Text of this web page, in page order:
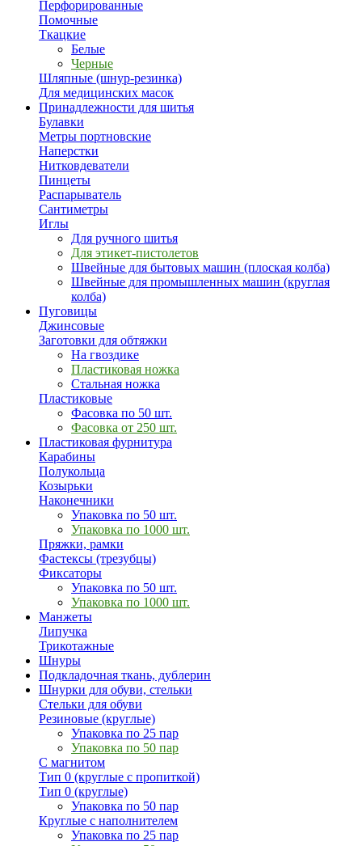
Перфорированные
Помочные
Ткацкие
Белые
Черные
Шляпные (шнур-резинка)
Для медицинских масок
Принадлежности для шитья
Булавки
Метры портновские
Наперстки
Нитковдеватели
Пинцеты
Распарыватель
Сантиметры
Иглы
Для ручного шитья
Для этикет-пистолетов
Швейные для бытовых машин (плоская колба)
Швейные для промышленных машин (круглая
колба)
Пуговицы
Джинсовые
Заготовки для обтяжки
На гвоздике
Пластиковая ножка
Стальная ножка
Пластиковые
Фасовка по 50 шт.
Фасовка от 250 шт.
Пластиковая фурнитура
Карабины
Полукольца
Козырьки
Наконечники
Упаковка по 50 шт.
Упаковка по 1000 шт.
Пряжки, рамки
Фастексы (трезубцы)
Фиксаторы
Упаковка по 50 шт.
Упаковка по 1000 шт.
Манжеты
Липучка
Трикотажные
Шнуры
Подкладочная ткань, дублерин
Шнурки для обуви, стельки
Стельки для обуви
Резиновые (круглые)
Упаковка по 25 пар
Упаковка по 50 пар
С магнитом
Тип 0 (круглые с пропиткой)
Тип 0 (круглые)
Упаковка по 50 пар
Круглые с наполнителем
Упаковка по 25 пар